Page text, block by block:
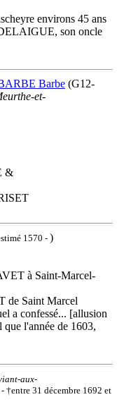
environs 45 ans
son oncle
Barbe (G12-
et-
&
1570 - )
à Saint-Marcel-
de Saint Marcel
a confessé... [allusion
que l'année de 1603,
aux-
- †entre 31 décembre 1692 et